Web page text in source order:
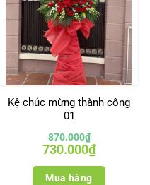
Kệ chúc mừng thành công
01
870.000₫
Giá
gốc
là:
870.000₫.
730.000₫Giá
hiện
tại
Mua hàng